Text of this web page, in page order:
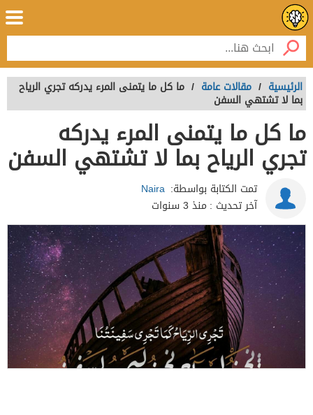
الرئيسية / مقالات عامة / ما كل ما يتمنى المرء يدركه تجري الرياح
بما لا تشتهي السفن
ما كل ما يتمنى المرء يدركه
تجري الرياح بما لا تشتهي السفن
تمت الكتابة بواسطة: Naira
آخر تحديث : منذ 3 سنوات